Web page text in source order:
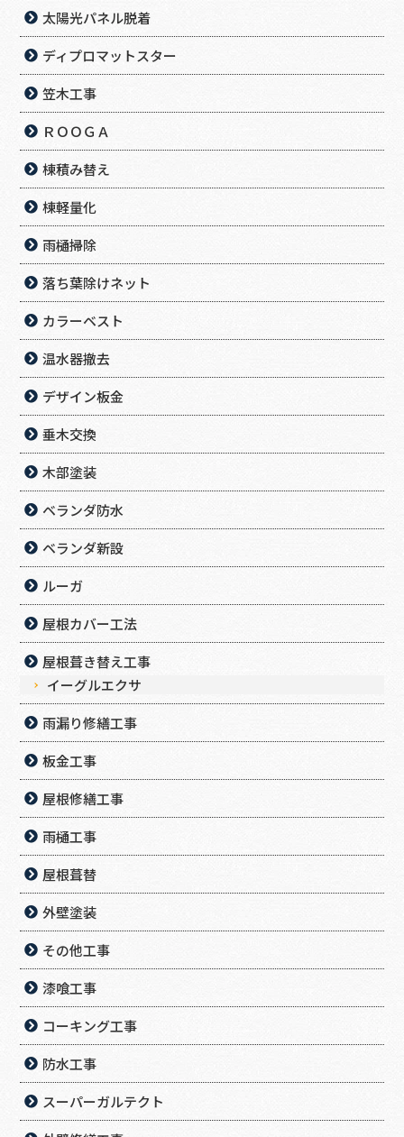
太陽光パネル脱着
ディプロマットスター
笠木工事
ＲＯＯＧＡ
棟積み替え
棟軽量化
雨樋掃除
落ち葉除けネット
カラーベスト
温水器撤去
デザイン板金
垂木交換
木部塗装
ベランダ防水
ベランダ新設
ルーガ
屋根カバー工法
屋根葺き替え工事
イーグルエクサ
雨漏り修繕工事
板金工事
屋根修繕工事
雨樋工事
屋根葺替
外壁塗装
その他工事
漆喰工事
コーキング工事
防水工事
スーパーガルテクト